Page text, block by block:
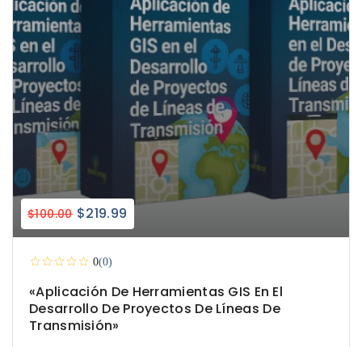
$100.00 $219.99
0(0)
«Aplicación De Herramientas GIS En El
Desarrollo De Proyectos De Líneas De
Transmisión»